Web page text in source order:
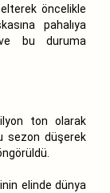
öncelikle
pahalıya
bu duruma
ton olarak
sezon düşerek
elinde dünya